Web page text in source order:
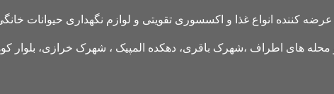
کننده انواع غذا و اکسسوری تقویتی و لوازم نگهداری حیوانات